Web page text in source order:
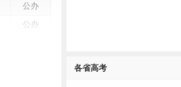
公办
公办
各省高考